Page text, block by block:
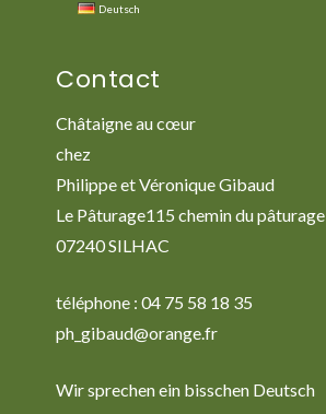
Deutsch
Contact
Châtaigne au cœur
chez
Philippe et Véronique Gibaud
Le Pâturage115 chemin du pâturage
07240 SILHAC
téléphone : 04 75 58 18 35
ph_gibaud@orange.fr
Wir sprechen ein bisschen Deutsch